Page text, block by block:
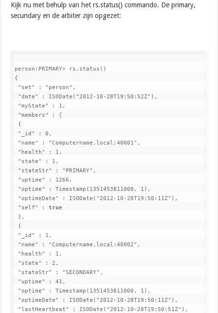
Kijk nu met behulp van het rs.status() commando. De primary,
secundary en de arbiter zijn opgezet:
person:PRIMARY> rs.status()
{
"set" : "person",
"date" : ISODate("2012-10-28T19:50:52Z"),
"myState" : 1,
"members" : [
{
"_id" : 0,
"name" : "Computername.local:40001",
"health" : 1,
"state" : 1,
"stateStr" : "PRIMARY",
"uptime" : 1266,
"optime" : Timestamp(1351453811000, 1),
"optimeDate" : ISODate("2012-10-28T19:50:11Z"),
"self" : true
},
{
"_id" : 1,
"name" : "Computername.local:40002",
"health" : 1,
"state" : 2,
"stateStr" : "SECONDARY",
"uptime" : 41,
"optime" : Timestamp(1351453811000, 1),
"optimeDate" : ISODate("2012-10-28T19:50:11Z"),
"lastHeartbeat" : ISODate("2012-10-28T19:50:51Z"),